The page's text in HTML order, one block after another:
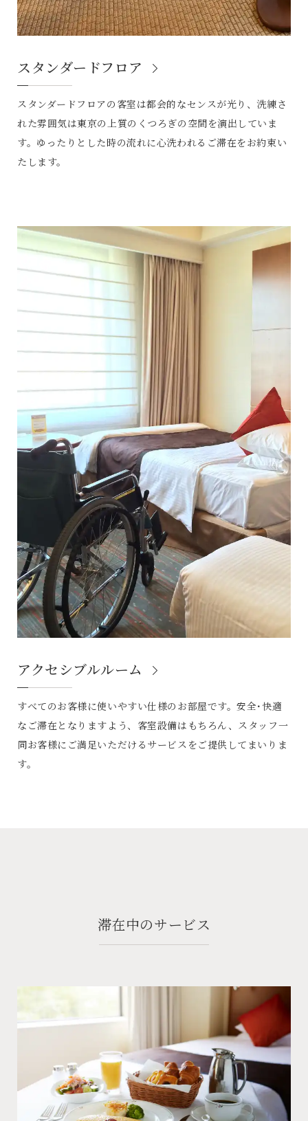
スタンダードフロア
スタンダードフロアの客室は都会的なセンスが光り、洗練さ
れた雰囲気は東京の上質のくつろぎの空間を演出していま
す。ゆったりとした時の流れに心洗われるご滞在をお約束い
たします。
アクセシブルルーム
すべてのお客様に使いやすい仕様のお部屋です。安全･快適
なご滞在となりますよう、客室設備はもちろん、スタッフ一
同お客様にご満足いただけるサービスをご提供してまいりま
す。
滞在中のサービス